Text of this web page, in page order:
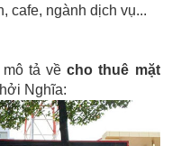
cafe, ngành dịch vụ...
mô tả vềcho thuê mặt
Nghĩa: